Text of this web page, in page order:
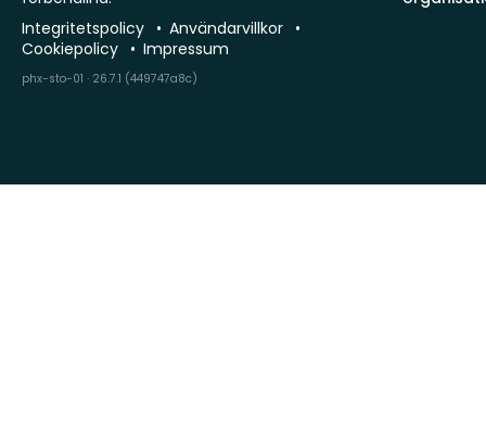
Integritetspolicy
Användarvillkor
Cookiepolicy
Impressum
phx-sto-01 · 26.7.1 (449747a8c)